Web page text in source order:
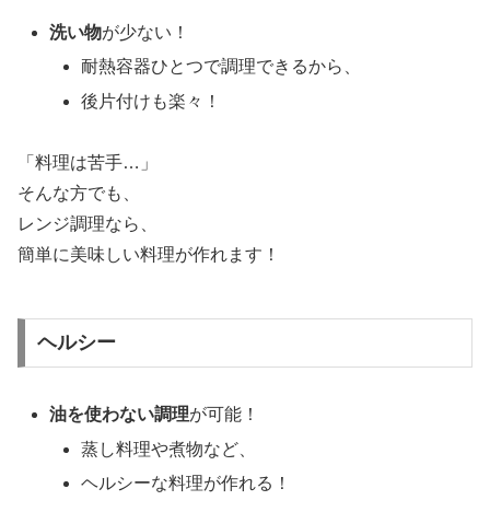
洗い物が少ない！
耐熱容器ひとつで調理できるから、
後片付けも楽々！
「料理は苦手…」
そんな方でも、
レンジ調理なら、
簡単に美味しい料理が作れます！
ヘルシー
油を使わない調理が可能！
蒸し料理や煮物など、
ヘルシーな料理が作れる！